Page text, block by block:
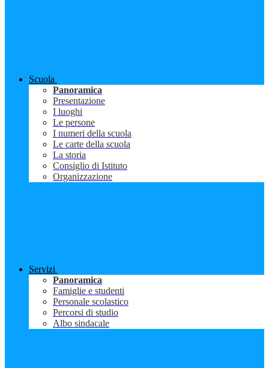
Scuola
Panoramica
Presentazione
I luoghi
Le persone
I numeri della scuola
Le carte della scuola
La storia
Consiglio di Istituto
Organizzazione
Servizi
Panoramica
Famiglie e studenti
Personale scolastico
Percorsi di studio
Albo sindacale